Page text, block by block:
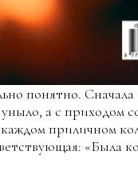
понятно. Сначала
а с приходом
приличном
«Была